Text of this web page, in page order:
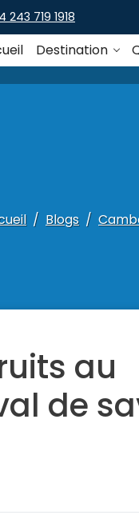
243 719 1918
Destination
Blogs
au
de